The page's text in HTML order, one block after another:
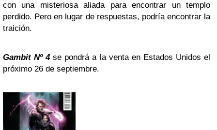
con una misteriosa aliada para encontrar un templo
perdido. Pero en lugar de respuestas, podría encontrar la
traición.
Gambit Nº 4 se pondrá a la venta en Estados Unidos el
próximo 26 de septiembre.